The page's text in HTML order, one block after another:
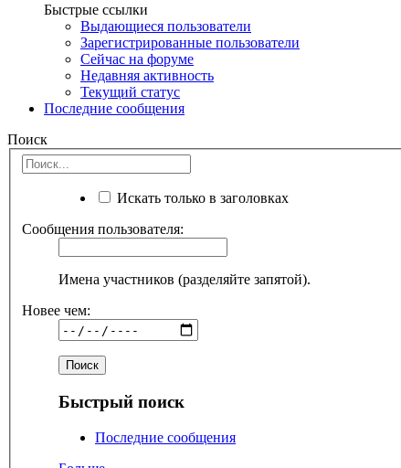
Быстрые ссылки
Выдающиеся пользователи
Зарегистрированные пользователи
Сейчас на форуме
Недавняя активность
Текущий статус
Последние сообщения
Поиск
Искать только в заголовках
Сообщения пользователя:
Имена участников (разделяйте запятой).
Новее чем:
Быстрый поиск
Последние сообщения